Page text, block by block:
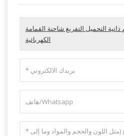
ذاتية التحميل التفريغ شاحنة القمامة
الكهربائية